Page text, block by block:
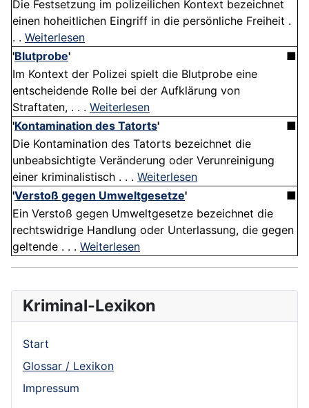
Die Festsetzung im polizeilichen Kontext bezeichnet
einen hoheitlichen Eingriff in die persönliche Freiheit .
. . Weiterlesen
'Blutprobe'
■
Im Kontext der Polizei spielt die Blutprobe eine
entscheidende Rolle bei der Aufklärung von
Straftaten, . . . Weiterlesen
'Kontamination des Tatorts'
■
Die Kontamination des Tatorts bezeichnet die
unbeabsichtigte Veränderung oder Verunreinigung
einer kriminalistisch . . . Weiterlesen
'Verstoß gegen Umweltgesetze'
■
Ein Verstoß gegen Umweltgesetze bezeichnet die
rechtswidrige Handlung oder Unterlassung, die gegen
geltende . . . Weiterlesen
Kriminal-Lexikon
Start
Glossar / Lexikon
Impressum